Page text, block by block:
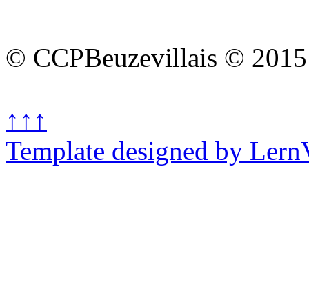
© CCPBeuzevillais © 2015
↑↑↑
Template designed by